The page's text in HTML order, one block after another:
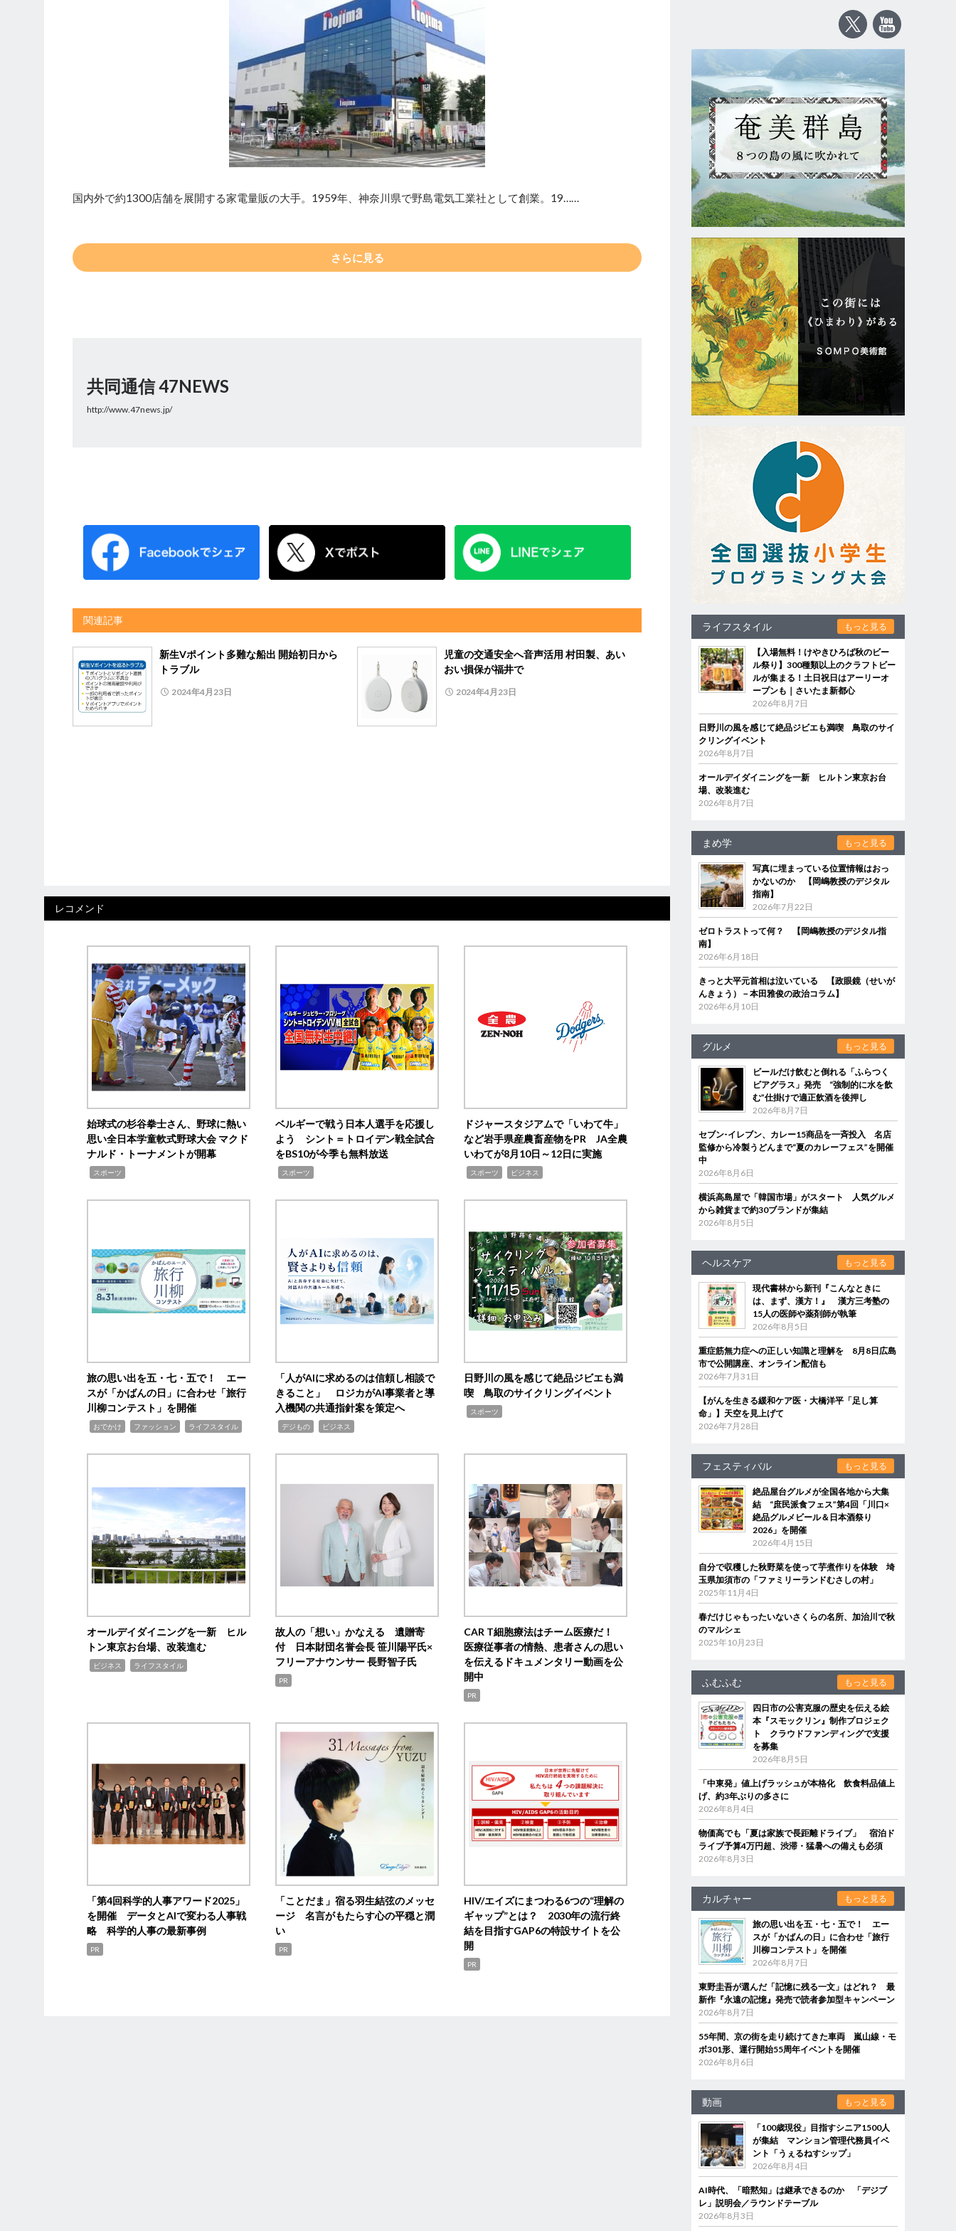
国内外で約1300店舗を展開する家電量販の大手。1959年、神奈川県で野島電気工業社として創業。19……
さらに見る
共同通信 47NEWS
http://www.47news.jp/
関連記事
新生Vポイント多難な船出 開始初日から
トラブル
2024年4月23日
児童の交通安全へ音声活用 村田製、あい
おい損保が福井で
2024年4月23日
レコメンド
始球式の杉谷拳士さん、野球に熱い
思い全日本学童軟式野球大会 マクド
ナルド・トーナメントが開幕
スポーツ
ベルギーで戦う日本人選手を応援し
よう シント＝トロイデン戦全試合
をBS10が今季も無料放送
スポーツ
ドジャースタジアムで「いわて牛」
など岩手県産農畜産物をPR JA全農
いわてが8月10日～12日に実施
スポーツ ビジネス
旅の思い出を五・七・五で！ エー
スが「かばんの日」に合わせ「旅行
川柳コンテスト」を開催
おでかけ ファッション ライフスタイル
「人がAIに求めるのは信頼し相談で
きること」 ロジカがAI事業者と導
入機関の共通指針案を策定へ
デジもの ビジネス
日野川の風を感じて絶品ジビエも満
喫 鳥取のサイクリングイベント
スポーツ
オールデイダイニングを一新 ヒル
トン東京お台場、改装進む
ビジネス ライフスタイル
故人の「想い」かなえる 遺贈寄
付 日本財団名誉会長 笹川陽平氏×
フリーアナウンサー 長野智子氏
PR
CAR T細胞療法はチーム医療だ！
医療従事者の情熱、患者さんの思い
を伝えるドキュメンタリー動画を公
開中
PR
「第4回科学的人事アワード2025」
を開催 データとAIで変わる人事戦
略 科学的人事の最新事例
PR
「ことだま」宿る羽生結弦のメッセ
ージ 名言がもたらす心の平穏と潤
い
PR
HIV/エイズにまつわる6つの“理解の
ギャップ”とは？ 2030年の流行終
結を目指すGAP6の特設サイトを公
開
PR
ライフスタイル もっと見る
【入場無料！けやきひろば秋のビー
ル祭り】300種類以上のクラフトビー
ルが集まる！土日祝日はアーリーオ
ープンも｜さいたま新都心
2026年8月7日
日野川の風を感じて絶品ジビエも満喫 鳥取のサイ
クリングイベント
2026年8月7日
オールデイダイニングを一新 ヒルトン東京お台
場、改装進む
2026年8月7日
まめ学 もっと見る
写真に埋まっている位置情報はおっ
かないのか 【岡嶋教授のデジタル
指南】
2026年7月22日
ゼロトラストって何？ 【岡嶋教授のデジタル指
南】
2026年6月18日
きっと大平元首相は泣いている 【政眼鏡（せいが
んきょう）－本田雅俊の政治コラム】
2026年6月10日
グルメ もっと見る
ビールだけ飲むと倒れる「ふらつく
ビアグラス」発売 “強制的に水を飲
む”仕掛けで適正飲酒を後押し
2026年8月7日
セブン‐イレブン、カレー15商品を一斉投入 名店
監修から冷製うどんまで“夏のカレーフェス”を開催
中
2026年8月6日
横浜高島屋で「韓国市場」がスタート 人気グルメ
から雑貨まで約30ブランドが集結
2026年8月5日
ヘルスケア もっと見る
現代書林から新刊『こんなときに
は、まず、漢方！』 漢方三考塾の
15人の医師や薬剤師が執筆
2026年8月5日
重症筋無力症への正しい知識と理解を 8月8日広島
市で公開講座、オンライン配信も
2026年7月31日
【がんを生きる緩和ケア医・大橋洋平「足し算
命」】天空を見上げて
2026年7月28日
フェスティバル もっと見る
絶品屋台グルメが全国各地から大集
結 “庶民派食フェス”第4回「川口×
絶品グルメビール＆日本酒祭り
2026」を開催
2026年4月15日
自分で収穫した秋野菜を使って芋煮作りを体験 埼
玉県加須市の「ファミリーランドむさしの村」
2025年11月4日
春だけじゃもったいないさくらの名所、加治川で秋
のマルシェ
2025年10月23日
ふむふむ もっと見る
四日市の公害克服の歴史を伝える絵
本『スモックリン』制作プロジェク
ト クラウドファンディングで支援
を募集
2026年8月5日
「中東発」値上げラッシュが本格化 飲食料品値上
げ、約3年ぶりの多さに
2026年8月4日
物価高でも「夏は家族で長距離ドライブ」 宿泊ド
ライブ予算4万円超、渋滞・猛暑への備えも必須
2026年8月3日
カルチャー もっと見る
旅の思い出を五・七・五で！ エー
スが「かばんの日」に合わせ「旅行
川柳コンテスト」を開催
2026年8月7日
東野圭吾が選んだ「記憶に残る一文」はどれ？ 最
新作『永遠の記憶』発売で読者参加型キャンペーン
2026年8月7日
55年間、京の街を走り続けてきた車両 嵐山線・モ
ボ301形、運行開始55周年イベントを開催
2026年8月6日
動画 もっと見る
「100歳現役」目指すシニア1500人
が集結 マンション管理代務員イベ
ント「うぇるねすシップ」
2026年8月4日
AI時代、「暗黙知」は継承できるのか 「デジブ
レ」説明会／ラウンドテーブル
2026年8月3日